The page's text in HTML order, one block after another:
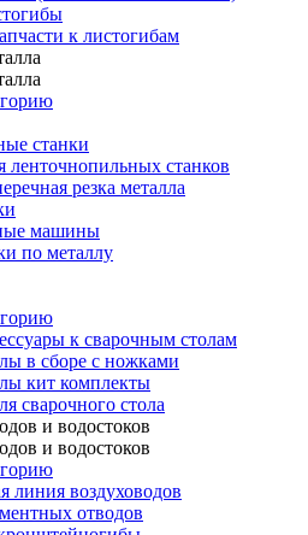
к листогибам
станки
ленточнопильных станков
резка металла
машины
по металлу
к сварочным столам
в сборе с ножками
кит комплекты
сварочного стола
и водостоков
и водостоков
линия воздуховодов
отводов